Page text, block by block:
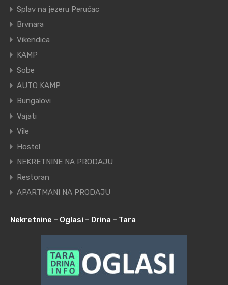
Splav na jezeru Perućac
Brvnara
Vikendica
KAMP
Sobe
AUTO KAMP
Bungalovi
Vajati
Vile
Hostel
NEKRETNINE NA PRODAJU
Restoran
APARTMANI NA PRODAJU
Nekretnine – Oglasi – Drina – Tara